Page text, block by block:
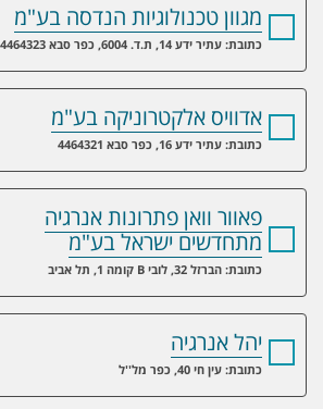
מגוון טכנולוגיות הנדסה בע"מ
כתובת: עתיר ידע 14, ת.ד. 6004, כפר סבא 4464323
אדוויס אלקטרוניקה בע"מ
כתובת: עתיר ידע 16, כפר סבא 4464321
פאוור וואן פתרונות אנרגיה
מתחדשים ישראל בע"מ
כתובת: הברזל 32, לובי B קומה 1, תל אביב
יהל אנרגיה
כתובת: עין חי 40, כפר מל''ל